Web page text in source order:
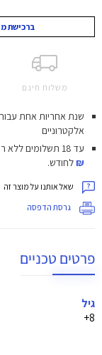
ברכישת מוצר
משלוח חינם
שנת אחריות אחת
אלקטרוניים
עד 18 תשלומים ללא ריבית.
₪לחודש.
שאל אותנו על מוצר זה
גרסת הדפסה
פרטים טכניים
גיל
8+